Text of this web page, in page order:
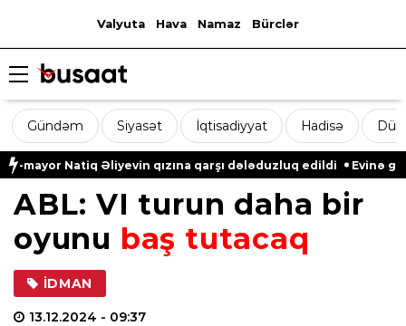
Valyuta Hava Namaz Bürclər
Gündəm Siyasət İqtisadiyyat Hadisə
Natiq Əliyevin qızına qarşı dələduzluq edildi Evinə gələn
ABL: VI turun daha bir
oyunu baş tutacaq
İDMAN
13.12.2024 - 09:37